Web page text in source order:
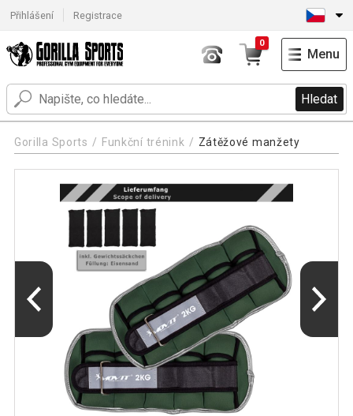
Přihlášení Registrace
Hledat
0
Menu
Gorilla Sports Funkční trénink Zátěžové manžety